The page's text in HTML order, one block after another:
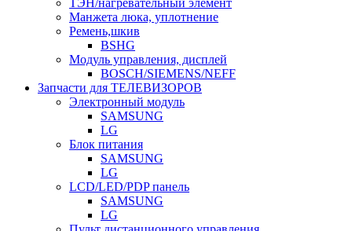
ТЭН/нагревательный элемент
Манжета люка, уплотнение
Ремень,шкив
BSHG
Модуль управления, дисплей
BOSCH/SIEMENS/NEFF
Запчасти для ТЕЛЕВИЗОРОВ
Электронный модуль
SAMSUNG
LG
Блок питания
SAMSUNG
LG
LCD/LED/PDP панель
SAMSUNG
LG